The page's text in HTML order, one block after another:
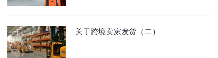
关于跨境卖家发货（二）